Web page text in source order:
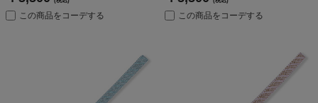
この商品をコーデする この商品をコーデする